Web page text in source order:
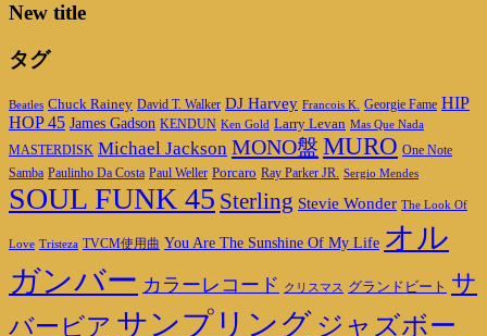
New title
タグ
Beatles Chuck Rainey David T. Walker DJ Harvey Francois K. Georgie Fame HIP
HOP 45 James Gadson KENDUN Ken Gold Larry Levan Mas Que Nada
MASTERDISK Michael Jackson MONO盤 MURO One Note
Samba Paulinho Da Costa Paul Weller Porcaro Ray Parker JR. Sergio Mendes
SOUL FUNK 45 Sterling Stevie Wonder The Look Of
Love Tristeza TVCM使用曲 You Are The Sunshine Of My Life オル
ガンバー カラーレコード クリスマス グランドビート サ
バービア サンプリング ジャズボー